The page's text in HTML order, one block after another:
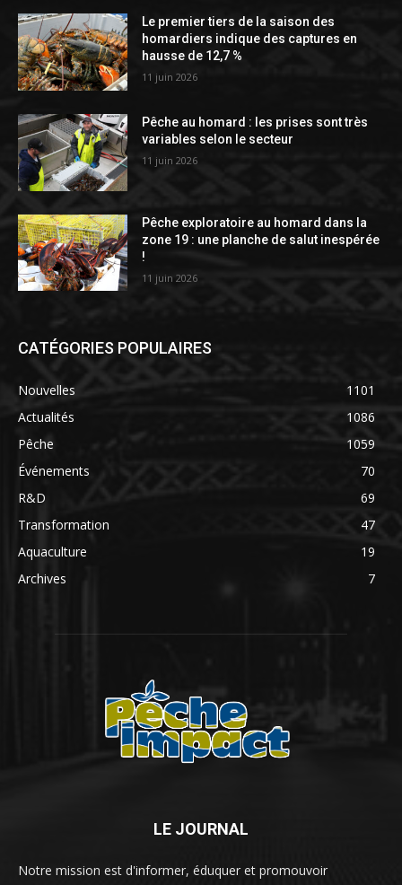
Le premier tiers de la saison des
homardiers indique des captures en
hausse de 12,7 %
11 juin 2026
Pêche au homard : les prises sont très
variables selon le secteur
11 juin 2026
Pêche exploratoire au homard dans la
zone 19 : une planche de salut inespérée
!
11 juin 2026
CATÉGORIES POPULAIRES
Nouvelles
1101
Actualités
1086
Pêche
1059
Événements
70
R&D
69
Transformation
47
Aquaculture
19
Archives
7
LE JOURNAL
Notre mission est d'informer, éduquer et promouvoir